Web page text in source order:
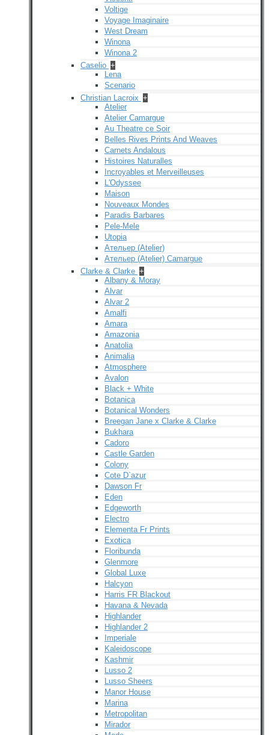
Voltige
Voyage Imaginaire
West Dream
Winona
Winona 2
Caselio +
Lena
Scenario
Christian Lacroix +
Atelier
Atelier Camargue
Au Theatre ce Soir
Belles Rives Prints And Weaves
Carnets Andalous
Histoires Naturalles
Incroyables et Merveilleuses
L'Odyssee
Maison
Nouveaux Mondes
Paradis Barbares
Pele-Mele
Utopia
Ательер (Atelier)
Ательер (Atelier) Camargue
Clarke & Clarke +
Albany & Moray
Alvar
Alvar 2
Amalfi
Amara
Amazonia
Anatolia
Animalia
Atmosphere
Avalon
Black + White
Botanica
Botanical Wonders
Breegan Jane x Clarke & Clarke
Bukhara
Cadoro
Castle Garden
Colony
Cote D`azur
Dawson Fr
Eden
Edgeworth
Electro
Elementa Fr Prints
Exotica
Floribunda
Glenmore
Global Luxe
Halcyon
Harris FR Blackout
Havana & Nevada
Highlander
Highlander 2
Imperiale
Kaleidoscope
Kashmir
Lusso 2
Lusso Sheers
Manor House
Marina
Metropolitan
Mirador